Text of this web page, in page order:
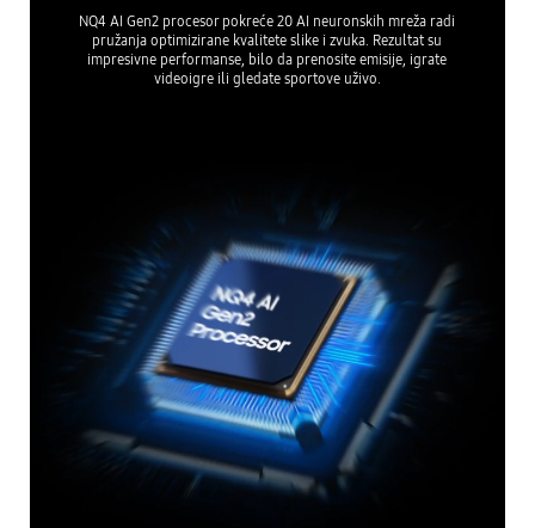
NQ4 AI Gen2 procesor pokreće 20 AI neuronskih mreža radi
pružanja optimizirane kvalitete slike i zvuka. Rezultat su
impresivne performanse, bilo da prenosite emisije, igrate
videoigre ili gledate sportove uživo.